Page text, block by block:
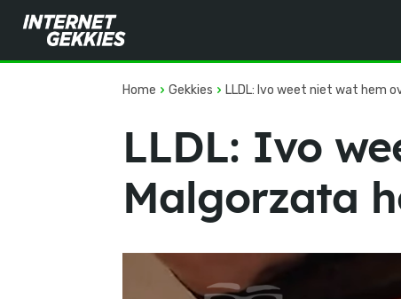
Home Gekkies LLDL: Ivo weet niet wat hem
LLDL: Ivo
Malgorzata